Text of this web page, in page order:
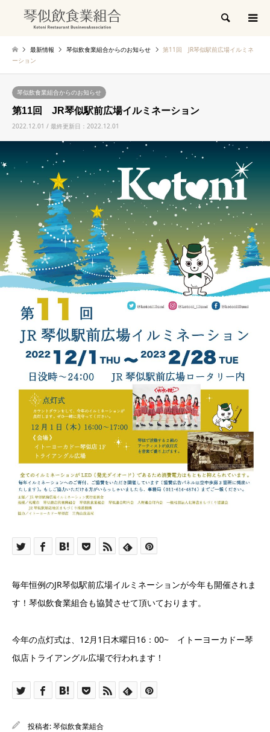
検索
最新情報 琴似飲食業組合からのお知らせ
第11回 JR琴似駅前広場イルミネ
ーション
琴似飲食業組合からのお知らせ
第11回 JR琴似駅前広場イルミネーション
2022.12.01 / 最終更新日：2022.12.01
毎年恒例のJR琴似駅前広場イルミネーションが今年も開催されま
す！琴似飲食業組合も協賛させて頂いております。
今年の点灯式は、12月1日木曜日16：00~ イトーヨーカドー琴
似店トライアングル広場で行われます！
投稿者:琴似飲食業組合